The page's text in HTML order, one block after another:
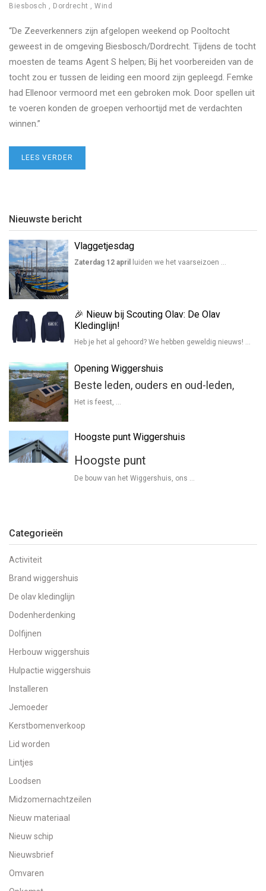
Biesbosch , Dordrecht , Wind
“De Zeeverkenners zijn afgelopen weekend op Pooltocht
geweest in de omgeving Biesbosch/Dordrecht. Tijdens de tocht
moesten de teams Agent S helpen; Bij het voorbereiden van de
tocht zou er tussen de leiding een moord zijn gepleegd. Femke
had Ellenoor vermoord met een gebroken mok. Door spellen uit
te voeren konden de groepen verhoortijd met de verdachten
winnen.”
LEES VERDER
Nieuwste bericht
Vlaggetjesdag
Zaterdag 12 april luiden we het vaarseizoen …
🎉 Nieuw bij Scouting Olav: De Olav
Kledinglijn!
Heb je het al gehoord? We hebben geweldig nieuws! …
Opening Wiggershuis
Beste leden, ouders en oud-leden,
Het is feest, …
Hoogste punt Wiggershuis
Hoogste punt
De bouw van het Wiggershuis, ons …
Categorieën
Activiteit
Brand wiggershuis
De olav kledinglijn
Dodenherdenking
Dolfijnen
Herbouw wiggershuis
Hulpactie wiggershuis
Installeren
Jemoeder
Kerstbomenverkoop
Lid worden
Lintjes
Loodsen
Midzomernachtzeilen
Nieuw materiaal
Nieuw schip
Nieuwsbrief
Omvaren